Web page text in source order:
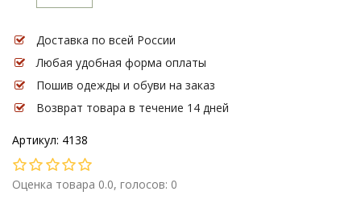
Доставка по всей России
Любая удобная форма оплаты
Пошив одежды и обуви на заказ
Возврат товара в течение 14 дней
Артикул: 4138
Оценка товара 0.0, голосов: 0